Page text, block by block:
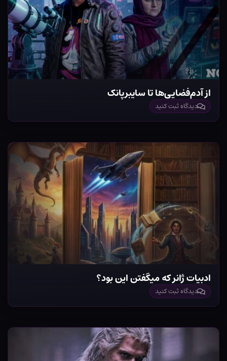
از آدم‌فضایی‌ها تا سایبرپانک
دیدگاه ثبت کنید
ادبیات ژانر که میگفتن این بود؟
دیدگاه ثبت کنید